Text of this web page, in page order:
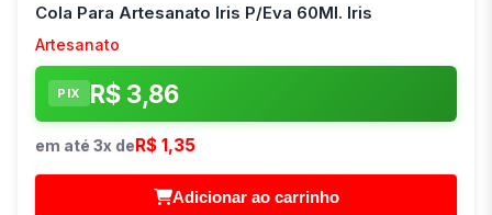
Cola Para Artesanato Iris P/Eva 60Ml. Iris
Artesanato
PIX R$ 3,86
em até 3x deR$ 1,35
Adicionar ao carrinho